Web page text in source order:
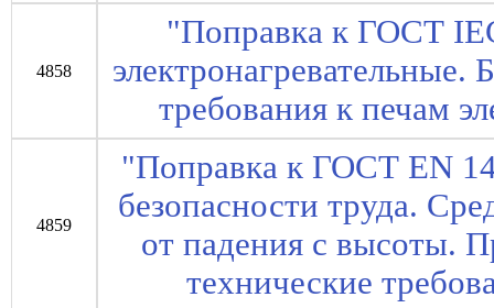
4858
"Поправка к ГОСТ
электронагревательные.
требования к печам
4859
"Поправка к ГОСТ EN
безопасности труда.
от падения с высоты.
технические